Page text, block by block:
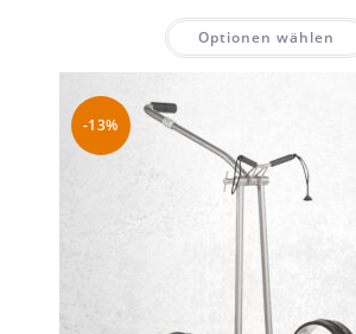
Optionen wählen
-13%